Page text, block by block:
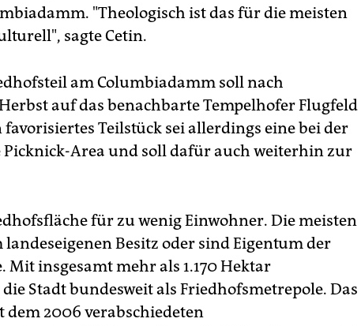
"Theologisch ist das für die meisten
sagte Cetin.
am Columbiadamm soll nach
auf das benachbarte Tempelhofer Flugfeld
Teilstück sei allerdings eine bei der
Picknick-Area und soll dafür auch weiterhin zur
für zu wenig Einwohner. Die meisten
Besitz oder sind Eigentum der
Mit insgesamt mehr als 1.170 Hektar
Stadt bundesweit als Friedhofsmetrepole. Das
dem 2006 verabschiedeten